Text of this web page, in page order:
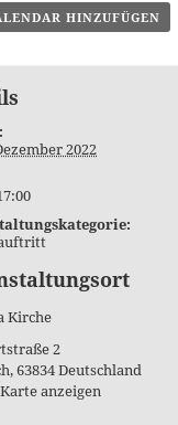
HINZUFÜGEN
2022
Kirche
2
,63834Deutschland
anzeigen